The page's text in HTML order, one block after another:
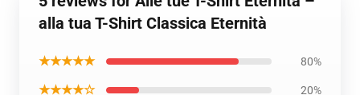
alla tua T-Shirt Classica Eternità
★★★★★ 80%
★★★★☆ 20%